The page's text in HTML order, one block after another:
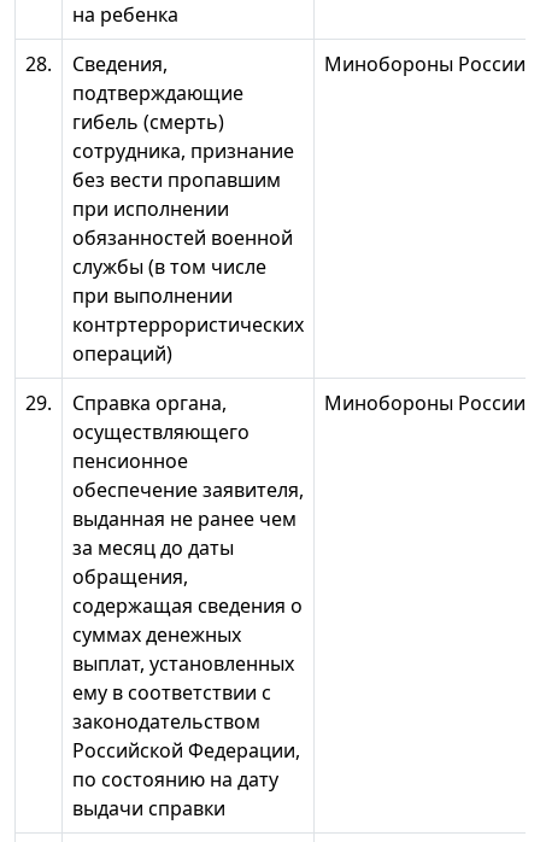
на ребенка
28.
Сведения,
подтверждающие
гибель (смерть)
сотрудника, признание
без вести пропавшим
при исполнении
обязанностей военной
службы (в том числе
при выполнении
контртеррористических
операций)
Минобороны России
29.
Справка органа,
осуществляющего
пенсионное
обеспечение заявителя,
выданная не ранее чем
за месяц до даты
обращения,
содержащая сведения о
суммах денежных
выплат, установленных
ему в соответствии с
законодательством
Российской Федерации,
по состоянию на дату
выдачи справки
Минобороны России